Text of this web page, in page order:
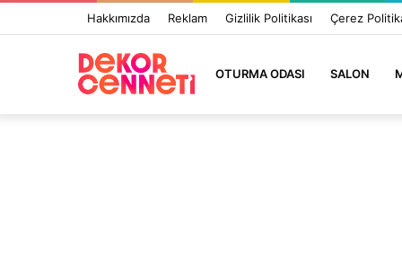
Hakkımızda Reklam Gizlilik Politikası Çerez
OTURMA ODASI SALON